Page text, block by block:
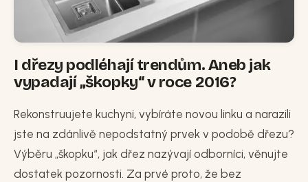
I dřezy podléhají trendům. Aneb jak
vypadají „škopky“ v roce 2016?
Rekonstruujete kuchyni, vybíráte novou linku a narazili
jste na zdánlivě nepodstatný prvek v podobě dřezu?
Výběru „škopku“, jak dřez nazývají odborníci, věnujte
dostatek pozornosti. Za prvé proto, že bez